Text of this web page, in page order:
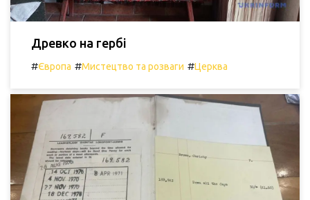
Древко на гербі
#Європа #Мистецтво та розваги #Церква